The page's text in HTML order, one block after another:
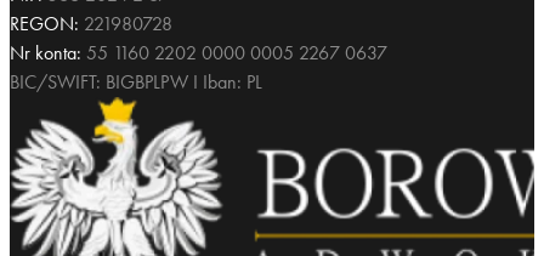
REGON: 221980728
Nr konta:
55 1160 2202 0000 0005 2267 0637
BIC/SWIFT: BIGBPLPW I Iban: PL